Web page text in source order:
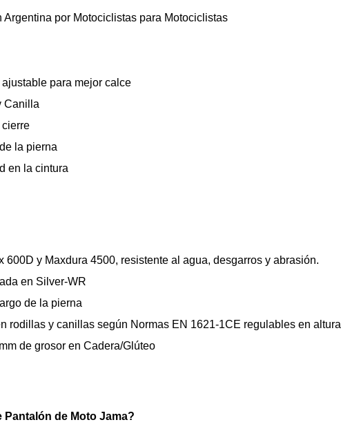
Argentina por Motociclistas para Motociclistas
para mejor calce
Canilla
la pierna
en la cintura
600D y Maxdura 4500, resistente al agua, desgarros y abrasión.
en Silver-WR
de la pierna
rodillas y canillas según Normas EN 1621-1CE regulables en altura
de grosor en Cadera/Glúteo
Pantalón de Moto Jama?